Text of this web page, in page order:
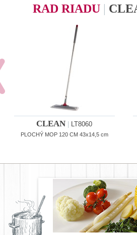
RAD RIADU |
CLEAN LT8060
PLOCHÝ MOP 120 CM 43x14,5 cm